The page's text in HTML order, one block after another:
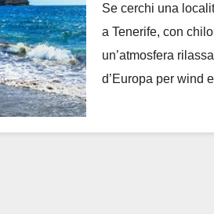
Se cerchi una
a Tenerife, con
un’atmosfera
d’Europa per wind